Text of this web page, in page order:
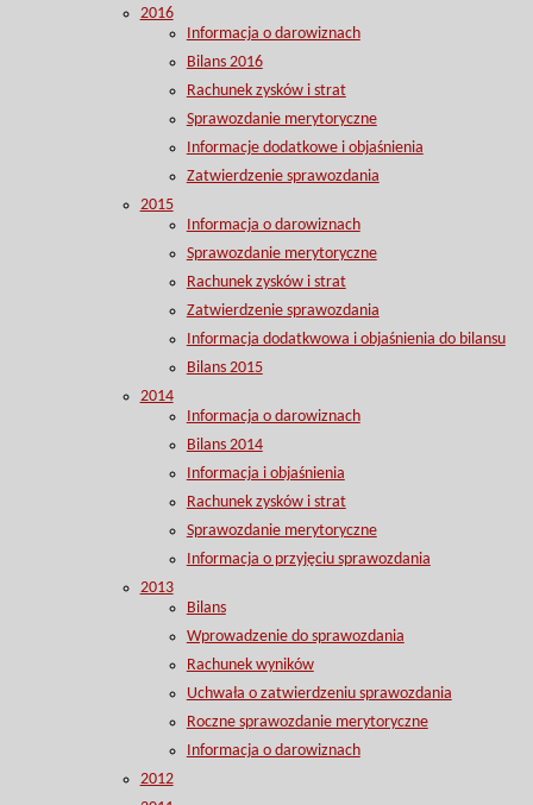
2016
Informacja o darowiznach
Bilans 2016
Rachunek zysków i strat
Sprawozdanie merytoryczne
Informacje dodatkowe i objaśnienia
Zatwierdzenie sprawozdania
2015
Informacja o darowiznach
Sprawozdanie merytoryczne
Rachunek zysków i strat
Zatwierdzenie sprawozdania
Informacja dodatkwowa i objaśnienia do bilansu
Bilans 2015
2014
Informacja o darowiznach
Bilans 2014
Informacja i objaśnienia
Rachunek zysków i strat
Sprawozdanie merytoryczne
Informacja o przyjęciu sprawozdania
2013
Bilans
Wprowadzenie do sprawozdania
Rachunek wyników
Uchwała o zatwierdzeniu sprawozdania
Roczne sprawozdanie merytoryczne
Informacja o darowiznach
2012